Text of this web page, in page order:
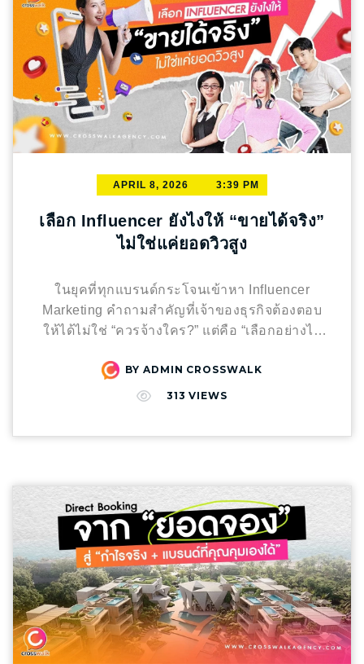
APRIL 8, 2026 3:39 PM
เลือก Influencer ยังไงให้ “ขายได้จริง”
ไม่ใช่แค่ยอดวิวสูง
ในยุคที่ทุกแบรนด์กระโจนเข้าหา Influencer
Marketing คำถามสำคัญที่เจ้าของธุรกิจต้องตอบ
ให้ได้ไม่ใช่ “ควรจ้างใคร?” แต่คือ “เลือกอย่างไร
หลายแบรนด์มักติดกับดักความเชื่อเดิมๆ ที่ว่า คน
ดัง = ยอดขาย แต่ในความเป็นจริง ผลลัพธ์ที่ได้
พลาดส่วนใหญ่มักเกิดจาก 5 สาเหตุนี้ ยึดติดกับ
ยอดฟอล (Vanity Metrics) เลือกคนตามเยอะไว้
ก่อน แต่ลืมเช็กว่าผู้ติดตามเหล่านั้นคือกลุ่มเป้า
หมายเราหรือไม่ คอนเทนต์สวยแต่รูป จูบไม่หอม
ภาพลักษณ์ดูแพง แต่ไม่มี Call-to-Action (CTA) ที่
กระตุ้นให้คนอยากควักเงินจ่าย Engagement
ปลอม ยอดไลก์เยอะ แต่คอมเมนต์มีแต่สติกเกอร์
หรือคำชมที่ไม่ได้เกี่ยวข้องกับตัวสินค้า ภาพจำไม่
ชัด ใช้ Influencer หลากหลายแนวเกินไปจนผู้
BY ADMIN CROSSWALK
313 VIEWS